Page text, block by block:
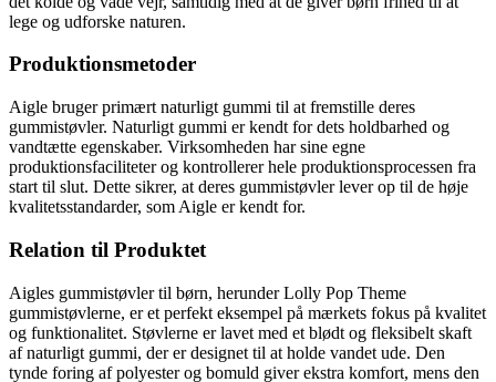
lege og udforske naturen.
Produktionsmetoder
Aigle bruger primært naturligt gummi til at fremstille deres
gummistøvler. Naturligt gummi er kendt for dets holdbarhed og
vandtætte egenskaber. Virksomheden har sine egne
produktionsfaciliteter og kontrollerer hele produktionsprocessen fra
start til slut. Dette sikrer, at deres gummistøvler lever op til de høje
kvalitetsstandarder, som Aigle er kendt for.
Relation til Produktet
Aigles gummistøvler til børn, herunder Lolly Pop Theme
gummistøvlerne, er et perfekt eksempel på mærkets fokus på kvalitet
og funktionalitet. Støvlerne er lavet med et blødt og fleksibelt skaft
af naturligt gummi, der er designet til at holde vandet ude. Den
tynde foring af polyester og bomuld giver ekstra komfort, mens den